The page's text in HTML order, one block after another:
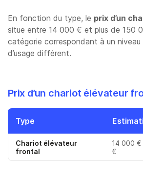
En fonction du type, le prix d’un
situe entre 14 000 € et plus de 150
catégorie correspondant à un
d’usage différent.
Prix d’un chariot élévateur
Type
Chariot élévateur
frontal
14 000 €
€